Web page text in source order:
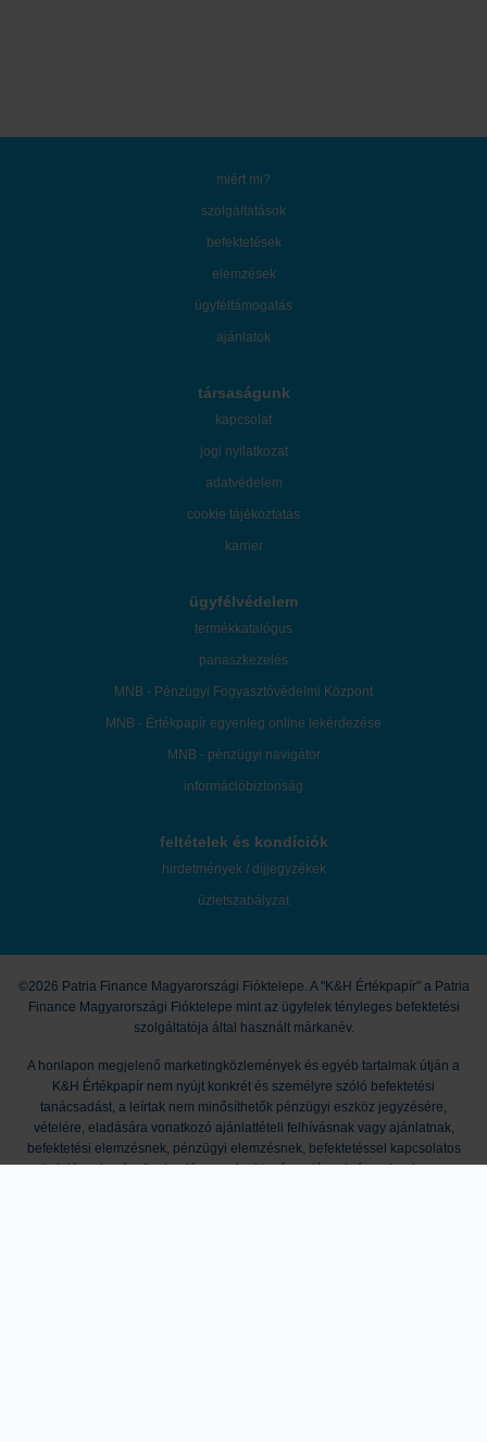
miért mi?
szolgáltatások
befektetések
elemzések
ügyféltámogatás
ajánlatok
társaságunk
kapcsolat
jogi nyilatkozat
adatvédelem
cookie tájékoztatás
karrier
ügyfélvédelem
termékkatalógus
panaszkezelés
MNB - Pénzügyi Fogyasztóvédelmi Központ
MNB - Értékpapír egyenleg online lekérdezése
MNB - pénzügyi navigátor
információbiztonság
feltételek és kondíciók
hirdetmények / díjjegyzékek
üzletszabályzat
©2026 Patria Finance Magyarországi Fióktelepe. A "K&H Értékpapír" a Patria
Finance Magyarországi Fióktelepe mint az ügyfelek tényleges befektetési
szolgáltatója által használt márkanév.
A honlapon megjelenő marketingközlemények és egyéb tartalmak útján a
K&H Értékpapír nem nyújt konkrét és személyre szóló befektetési
tanácsadást, a leírtak nem minősíthetők pénzügyi eszköz jegyzésére,
vételére, eladására vonatkozó ajánlattételi felhívásnak vagy ajánlatnak,
befektetési elemzésnek, pénzügyi elemzésnek, befektetéssel kapcsolatos
kutatásnak, pénzügyi, adó- vagy jogi tanácsadásnak, így a honlapon